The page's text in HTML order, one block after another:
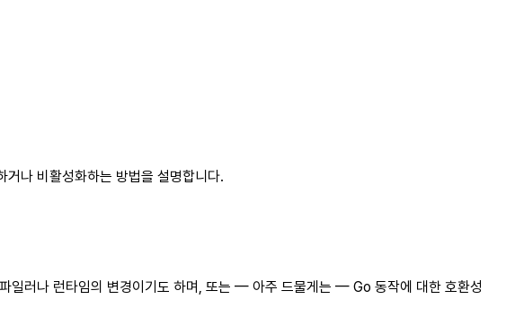
나 비활성화하는 방법을 설명합니다.
일러나 런타임의 변경이기도 하며, 또는 — 아주 드물게는 — Go 동작에 대한 호환성